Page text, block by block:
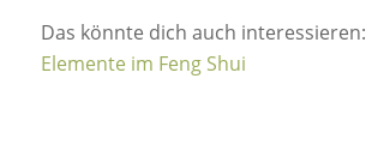
Das könnte dich auch interessieren:
Elemente im Feng Shui